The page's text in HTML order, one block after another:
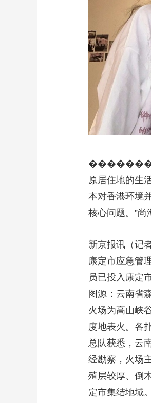
原居住地的生
本对香港环境
核心问题
新京报讯（记
康定市应急管
员已投入康定
图源：云南省
火场为高山峡
度地表火。各
总队获悉，云
经勘察，火场
殖层较厚、倒
定市集结地域